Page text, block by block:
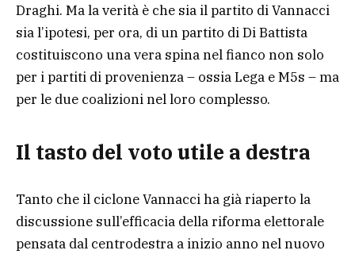
Draghi. Ma la verità è che sia il partito di Vannacci
sia l’ipotesi, per ora, di un partito di Di Battista
costituiscono una vera spina nel fianco non solo
per i partiti di provenienza – ossia Lega e M5s – ma
per le due coalizioni nel loro complesso.
Il tasto del voto utile a destra
Tanto che il ciclone Vannacci ha già riaperto la
discussione sull’efficacia della riforma elettorale
pensata dal centrodestra a inizio anno nel nuovo